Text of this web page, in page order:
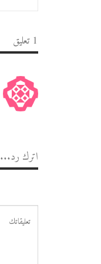
1 تعليق
اترك رد...